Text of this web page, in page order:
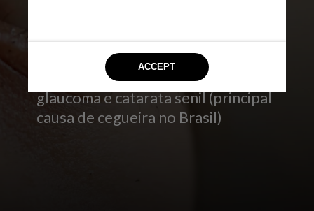
baixa visão por ametropias não
corrigidas (graus), conjuntivites e
outras inflamações oculares,
glaucoma e catarata senil (principal
causa de cegueira no Brasil)